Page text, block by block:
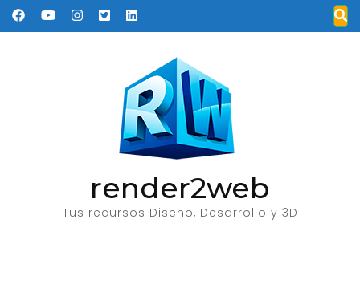
Saltar
al
render2web
Tus recursos Diseño, Desarrollo y 3D